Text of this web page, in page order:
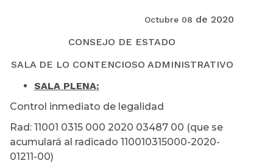
Octubre 08 de 2020
CONSEJO DE ESTADO
SALA DE LO CONTENCIOSO ADMINISTRATIVO
SALA PLENA:
Control inmediato de legalidad
Rad: 11001 0315 000 2020 03487 00 (que se
acumulará al radicado 110010315000-2020-
01211-00)